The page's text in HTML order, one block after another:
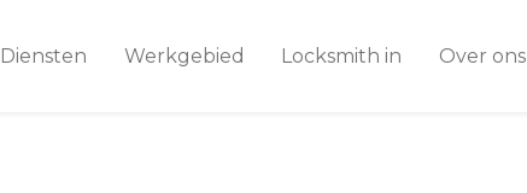
Diensten Werkgebied Locksmith in Over ons